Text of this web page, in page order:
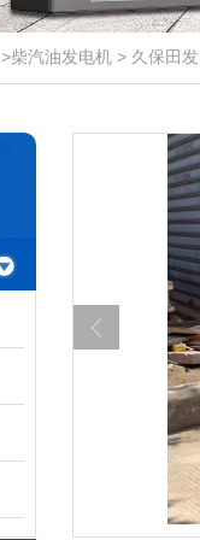
>柴汽油发电机 > 久保田